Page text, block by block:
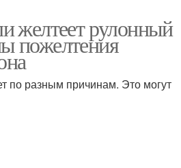
желтеет рулонный
пожелтения
по разным причинам. Это могут